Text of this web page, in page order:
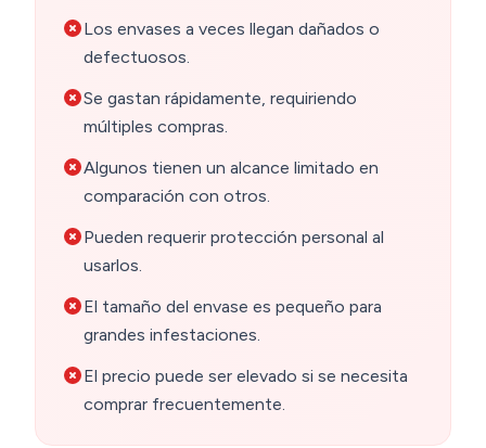
Los envases a veces llegan dañados o
defectuosos.
Se gastan rápidamente, requiriendo
múltiples compras.
Algunos tienen un alcance limitado en
comparación con otros.
Pueden requerir protección personal al
usarlos.
El tamaño del envase es pequeño para
grandes infestaciones.
El precio puede ser elevado si se necesita
comprar frecuentemente.